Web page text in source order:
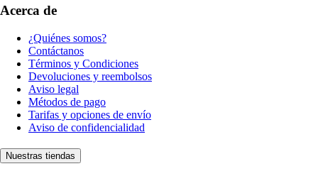
Acerca de
¿Quiénes somos?
Contáctanos
Términos y Condiciones
Devoluciones y reembolsos
Aviso legal
Métodos de pago
Tarifas y opciones de envío
Aviso de confidencialidad
Nuestras tiendas